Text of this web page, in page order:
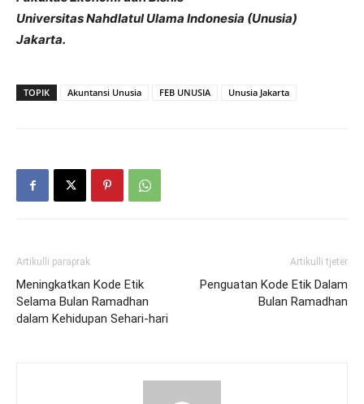
Universitas Nahdlatul Ulama Indonesia (Unusia)
Jakarta.
TOPIK Akuntansi Unusia FEB UNUSIA Unusia Jakarta
Artikulli paraprak
Meningkatkan Kode Etik
Selama Bulan Ramadhan
dalam Kehidupan Sehari-hari
Artikulli tjetër
Penguatan Kode Etik Dalam
Bulan Ramadhan